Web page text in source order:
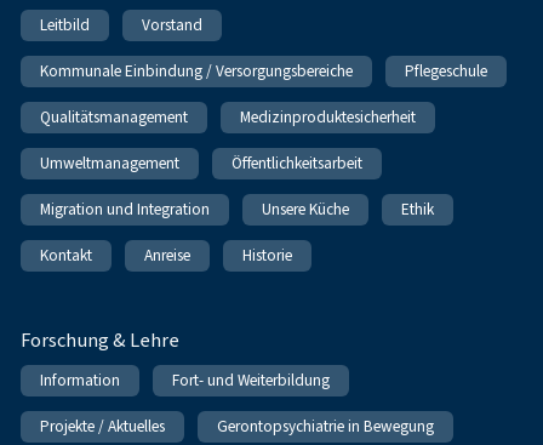
Leitbild Vorstand
Kommunale Einbindung / Versorgungsbereiche Pflegeschule
Qualitätsmanagement Medizinproduktesicherheit
Umweltmanagement Öffentlichkeitsarbeit
Migration und Integration Unsere Küche Ethik
Kontakt Anreise Historie
Forschung & Lehre
Information Fort- und Weiterbildung
Projekte / Aktuelles Gerontopsychiatrie in Bewegung